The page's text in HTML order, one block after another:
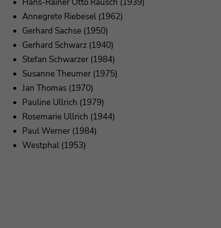
Annegrete Riebesel (1962)
Gerhard Sachse (1950)
Gerhard Schwarz (1940)
Stefan Schwarzer (1984)
Susanne Theumer (1975)
Jan Thomas (1970)
Pauline Ullrich (1979)
Rosemarie Ullrich (1944)
Paul Werner (1984)
Westphal (1953)